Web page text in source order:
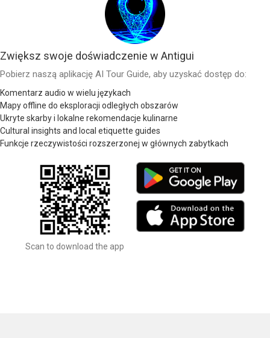
Zwiększ swoje doświadczenie w Antigui
Pobierz naszą aplikację AI Tour Guide, aby uzyskać dostęp do:
Komentarz audio w wielu językach
Mapy offline do eksploracji odległych obszarów
Ukryte skarby i lokalne rekomendacje kulinarne
Cultural insights and local etiquette guides
Funkcje rzeczywistości rozszerzonej w głównych zabytkach
Scan to download the app